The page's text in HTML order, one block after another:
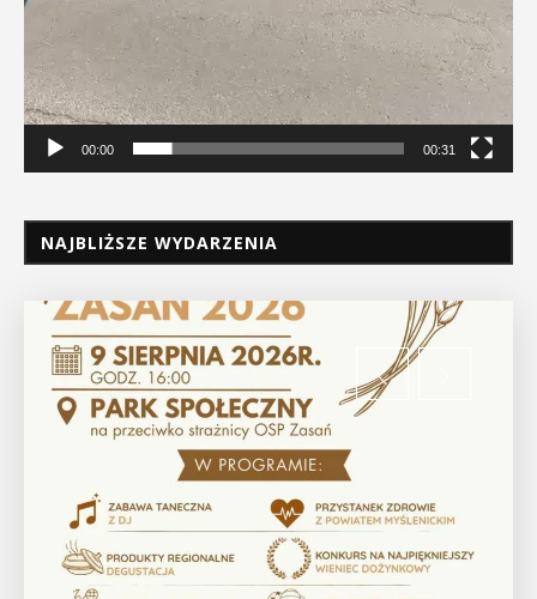
00:00 00:31
NAJBLIŻSZE WYDARZENIA